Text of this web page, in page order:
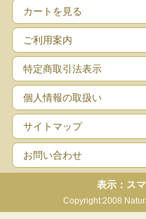
カートを見る
ご利用案内
特定商取引法表示
個人情報の取扱い
サイトマップ
お問い合わせ
表示：ス
Copyright:2008